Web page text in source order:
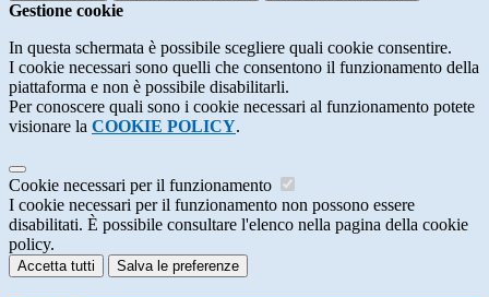
Gestione cookie
In questa schermata è possibile scegliere quali cookie consentire.
I cookie necessari sono quelli che consentono il funzionamento della
piattaforma e non è possibile disabilitarli.
Per conoscere quali sono i cookie necessari al funzionamento potete
visionare la COOKIE POLICY.
Cookie necessari per il funzionamento
I cookie necessari per il funzionamento non possono essere
disabilitati. È possibile consultare l'elenco nella pagina della cookie
policy.
Accetta tutti Salva le preferenze